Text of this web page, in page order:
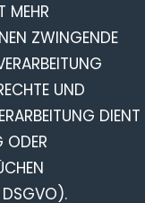
MEHR
ZWINGENDE
UND
DIENT
ODER
DSGVO).